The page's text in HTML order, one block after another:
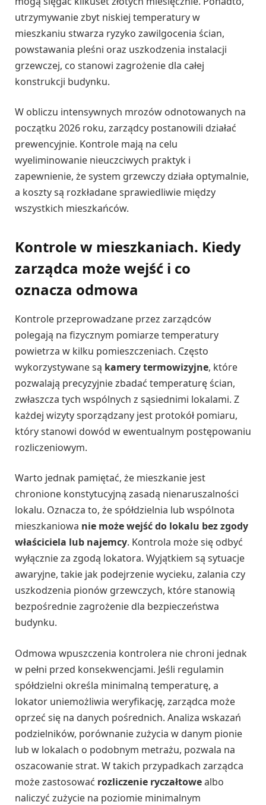
utrzymywanie zbyt niskiej temperatury w
mieszkaniu stwarza ryzyko zawilgocenia ścian,
powstawania pleśni oraz uszkodzenia instalacji
grzewczej, co stanowi zagrożenie dla całej
konstrukcji budynku.
W obliczu intensywnych mrozów odnotowanych na
początku 2026 roku, zarządcy postanowili działać
prewencyjnie. Kontrole mają na celu
wyeliminowanie nieuczciwych praktyk i
zapewnienie, że system grzewczy działa optymalnie,
a koszty są rozkładane sprawiedliwie między
wszystkich mieszkańców.
Kontrole w mieszkaniach. Kiedy
zarządca może wejść i co
oznacza odmowa
Kontrole przeprowadzane przez zarządców
polegają na fizycznym pomiarze temperatury
powietrza w kilku pomieszczeniach. Często
wykorzystywane są kamery termowizyjne, które
pozwalają precyzyjnie zbadać temperaturę ścian,
zwłaszcza tych wspólnych z sąsiednimi lokalami. Z
każdej wizyty sporządzany jest protokół pomiaru,
który stanowi dowód w ewentualnym postępowaniu
rozliczeniowym.
Warto jednak pamiętać, że mieszkanie jest
chronione konstytucyjną zasadą nienaruszalności
lokalu. Oznacza to, że spółdzielnia lub wspólnota
mieszkaniowa nie może wejść do lokalu bez zgody
właściciela lub najemcy. Kontrola może się odbyć
wyłącznie za zgodą lokatora. Wyjątkiem są sytuacje
awaryjne, takie jak podejrzenie wycieku, zalania czy
uszkodzenia pionów grzewczych, które stanowią
bezpośrednie zagrożenie dla bezpieczeństwa
budynku.
Odmowa wpuszczenia kontrolera nie chroni jednak
w pełni przed konsekwencjami. Jeśli regulamin
spółdzielni określa minimalną temperaturę, a
lokator uniemożliwia weryfikację, zarządca może
oprzeć się na danych pośrednich. Analiza wskazań
podzielników, porównanie zużycia w danym pionie
lub w lokalach o podobnym metrażu, pozwala na
oszacowanie strat. W takich przypadkach zarządca
może zastosować rozliczenie ryczałtowealbo
naliczyć zużycie na poziomie minimalnym